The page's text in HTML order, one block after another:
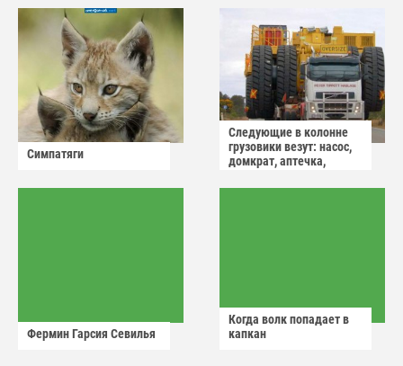
Симпатяги
Следующие в колонне
грузовики везут: насос,
домкрат, аптечка,
Фермин Гарсия Севилья
Когда волк попадает в
капкан